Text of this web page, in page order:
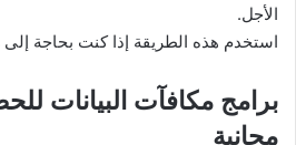
الأجل.
استخدم هذه الطريقة إذا كنت بحاجة إلى
برامج مكافآت البيانات
مجانية